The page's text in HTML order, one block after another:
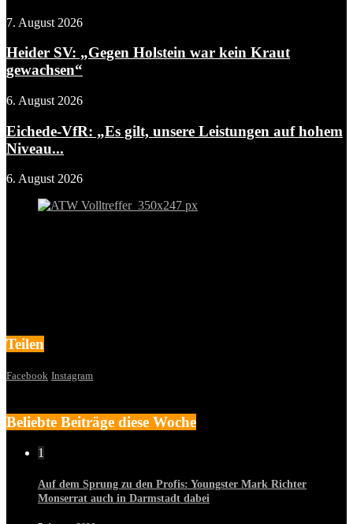
7. August 2026
Heider SV: „Gegen Holstein war kein Kraut
gewachsen“
6. August 2026
Eichede-VfR: „Es gilt, unsere Leistungen auf hohem
Niveau...
6. August 2026
Teilen
Facebook Instagram
Beliebte Beiträge diese Woche
1
Auf dem Sprung zu den Profis: Youngster Mark Richter
Monserrat auch in Darmstadt dabei